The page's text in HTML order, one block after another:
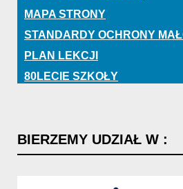
MAPA STRONY
STANDARDY OCHRONY
PLAN LEKCJI
80LECIE SZKOŁY
BIERZEMY UDZIAŁ W :